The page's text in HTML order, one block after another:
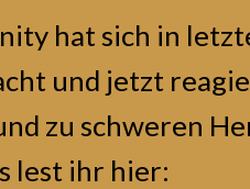
hat sich in
und jetzt
zu schweren
lest ihr hier: